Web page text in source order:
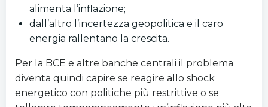
alimenta l’inflazione;
dall’altro l’incertezza geopolitica e il caro
energia rallentano la crescita.
Per la BCE e altre banche centrali il problema
diventa quindi capire se reagire allo shock
energetico con politiche più restrittive o se